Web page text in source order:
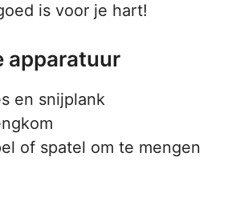
is voor je hart!
apparatuur
en snijplank
of spatel om te mengen